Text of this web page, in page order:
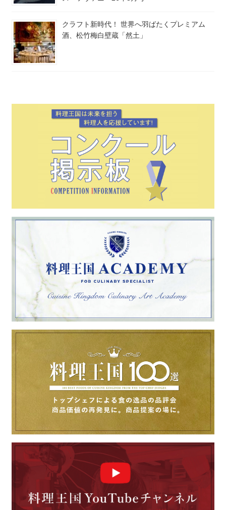
クラフト新時代！ 世界へ羽ばたくプレミアム
酒、松竹梅白壁蔵「然土」